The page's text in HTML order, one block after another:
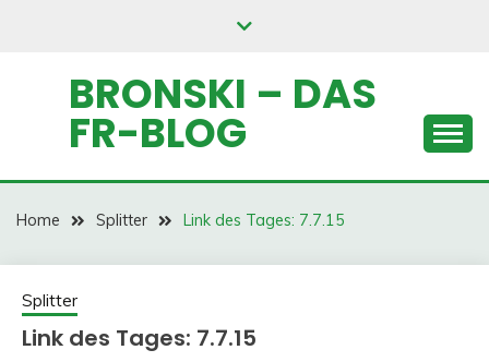
BRONSKI – DAS
FR-BLOG
Home Splitter Link des Tages: 7.7.15
Splitter
Link des Tages: 7.7.15